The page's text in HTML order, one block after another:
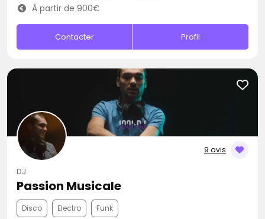
À partir de 900€
Contacter Profil
9 avis
DJ
Passion Musicale
Disco Electro Funk